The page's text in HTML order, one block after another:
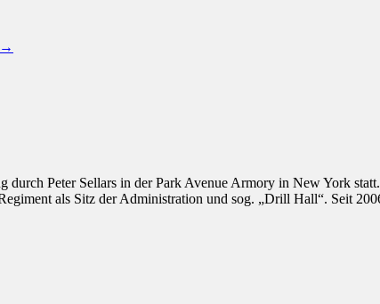
→
Peter Sellars in der Park Avenue Armory in New York
als Sitz der Administration und sog. „Drill Hall“. Seit